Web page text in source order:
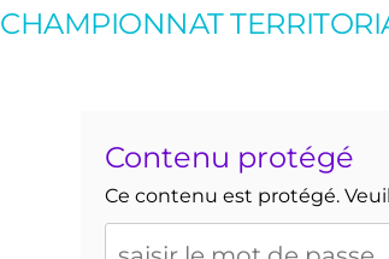
CHAMPIONNAT
Contenu protégé
Ce contenu est protégé.